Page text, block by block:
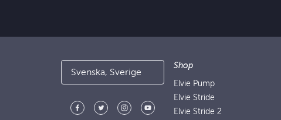
Svenska, Sverige
Shop
Elvie Pump
Elvie Stride
Elvie Stride 2